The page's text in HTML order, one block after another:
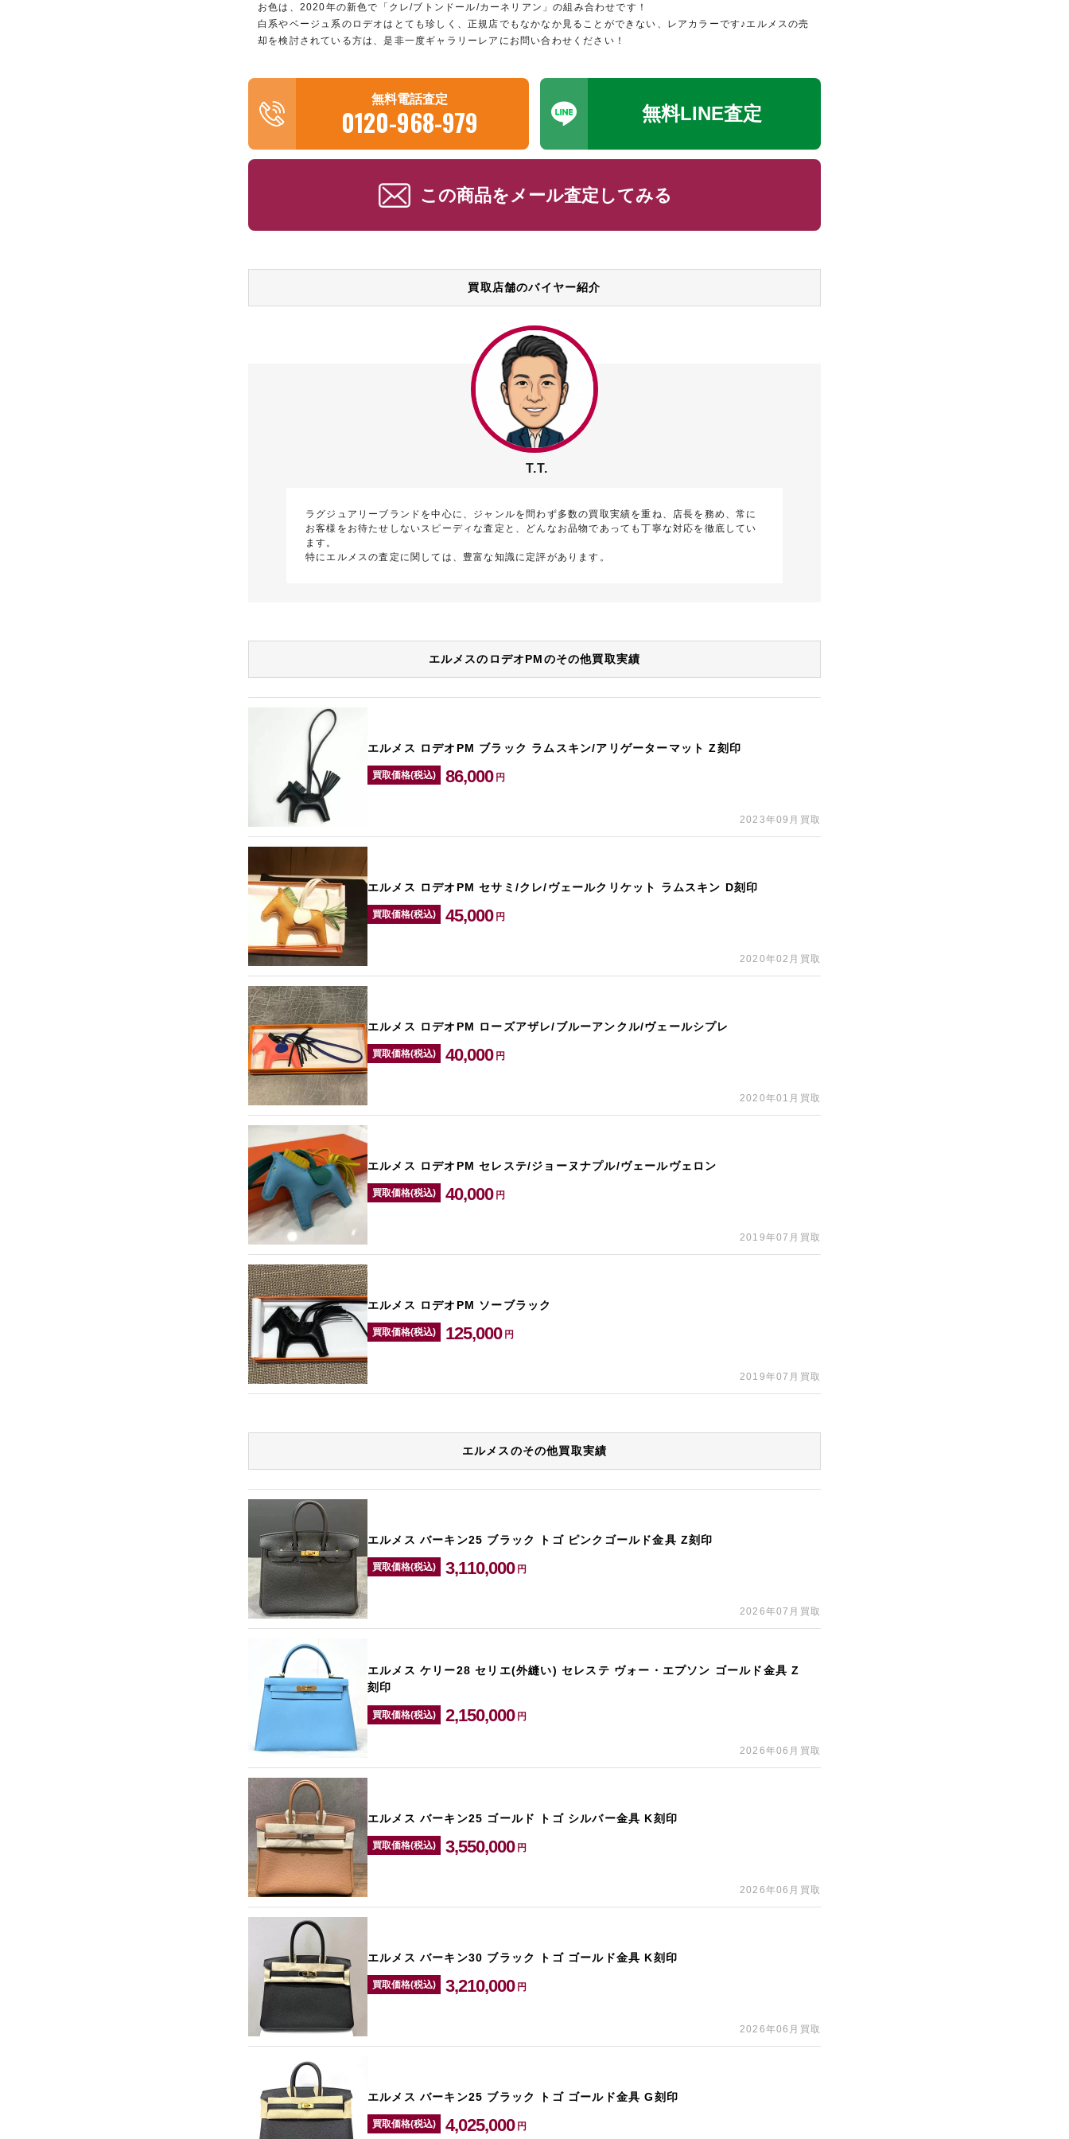
お色は、2020年の新色で「クレ/ブトンドール/カーネリアン」の組み合わせです！
白系やベージュ系のロデオはとても珍しく、正規店でもなかなか見ることができない、レアカラーです♪エルメスの売
却を検討されている方は、是非一度ギャラリーレアにお問い合わせください！
無料電話査定
0120-968-979 無料LINE査定
この商品をメール査定してみる
買取店舗のバイヤー紹介
T.T.
ラグジュアリーブランドを中心に、ジャンルを問わず多数の買取実績を重ね、店長を務め、常に
お客様をお待たせしないスピーディな査定と、どんなお品物であっても丁寧な対応を徹底してい
ます。
特にエルメスの査定に関しては、豊富な知識に定評があります。
エルメスのロデオPMのその他買取実績
エルメス ロデオPM ブラック ラムスキン/アリゲーターマット Z刻印
買取価格(税込) 86,000 円
2023年09月買取
エルメス ロデオPM セサミ/クレ/ヴェールクリケット ラムスキン D刻印
買取価格(税込) 45,000 円
2020年02月買取
エルメス ロデオPM ローズアザレ/ブルーアンクル/ヴェールシプレ
買取価格(税込) 40,000 円
2020年01月買取
エルメス ロデオPM セレステ/ジョーヌナプル/ヴェールヴェロン
買取価格(税込) 40,000 円
2019年07月買取
エルメス ロデオPM ソーブラック
買取価格(税込) 125,000 円
2019年07月買取
エルメスのその他買取実績
エルメス バーキン25 ブラック トゴ ピンクゴールド金具 Z刻印
買取価格(税込) 3,110,000 円
2026年07月買取
エルメス ケリー28 セリエ(外縫い) セレステ ヴォー・エプソン ゴールド金具 Z
刻印
買取価格(税込) 2,150,000 円
2026年06月買取
エルメス バーキン25 ゴールド トゴ シルバー金具 K刻印
買取価格(税込) 3,550,000 円
2026年06月買取
エルメス バーキン30 ブラック トゴ ゴールド金具 K刻印
買取価格(税込) 3,210,000 円
2026年06月買取
エルメス バーキン25 ブラック トゴ ゴールド金具 G刻印
買取価格(税込) 4,025,000 円